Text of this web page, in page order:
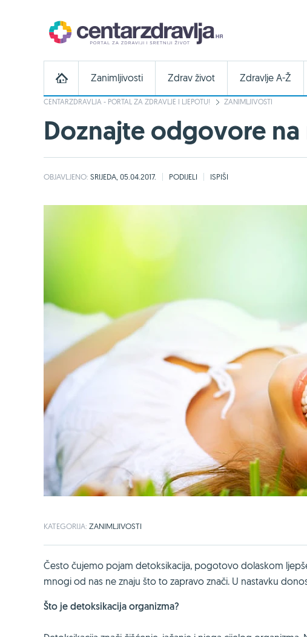
Zanimljivosti Zdrav život Zdravlje A-Ž
CENTARZDRAVLJA - PORTAL ZA ZDRAVLJE I LJEPOTU! ZANIMLJIVOSTI
Doznajte odgovore
OBJAVLJENO: SRIJEDA, 05.04.2017. PODIJELI ISPIŠI
KATEGORIJA: ZANIMLJIVOSTI
Često čujemo pojam detoksikacija, pogotovo dolaskom
mnogi od nas ne znaju što to zapravo znači. U nastavku
Što je detoksikacija organizma?